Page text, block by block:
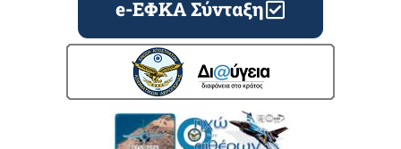
e-ΕΦΚΑ Σύνταξη